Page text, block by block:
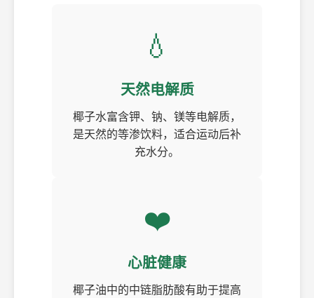
💧
天然电解质
椰子水富含钾、钠、镁等电解质，
是天然的等渗饮料，适合运动后补
充水分。
❤️
心脏健康
椰子油中的中链脂肪酸有助于提高